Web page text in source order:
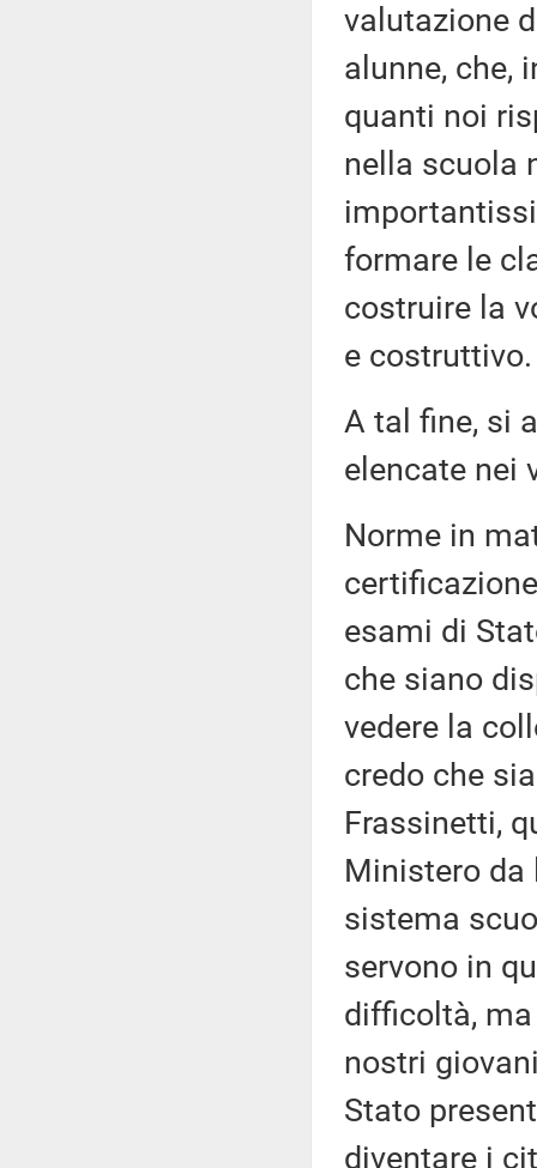
valutazione
alunne, che,
quanti noi
nella scuola
formare le
costruire la
e costruttivo.
A tal fine, si
elencate nei
Norme in
esami di
che siano
vedere la
credo che
Frassinetti,
Ministero da
sistema
servono in
difficoltà,
nostri
Stato
diventare i